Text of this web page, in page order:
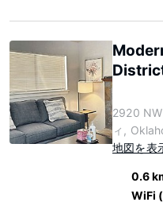
2920
ィ,
地図を表
0.6
WiFi